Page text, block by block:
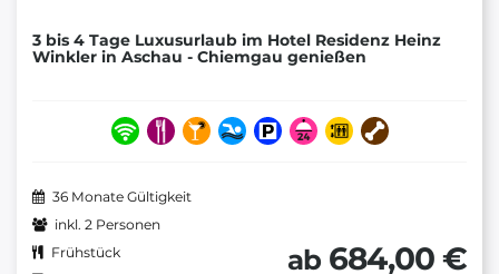
3 bis 4 Tage Luxusurlaub im Hotel Residenz Heinz
Winkler in Aschau - Chiemgau genießen
36 Monate Gültigkeit
inkl. 2 Personen
Frühstück
ab 684,00 €